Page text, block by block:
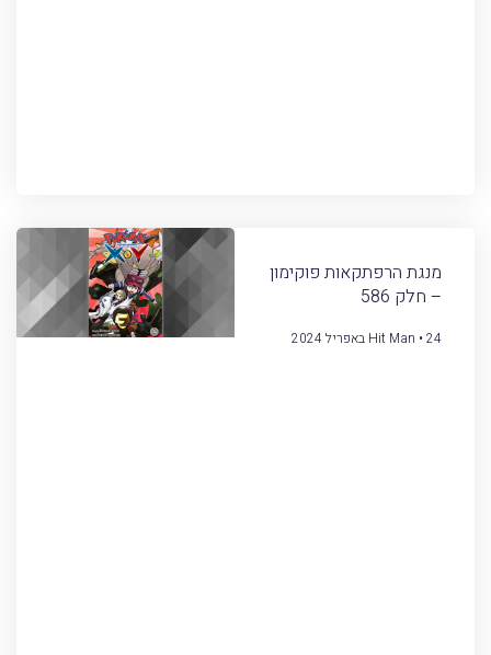
מנגת הרפתקאות פוקימון
– חלק 586
Hit Man 24 באפריל 2024